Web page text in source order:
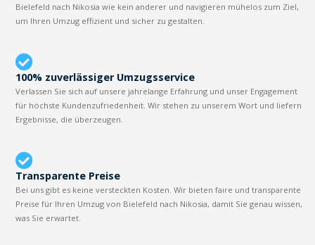
Bielefeld nach Nikosia wie kein anderer und navigieren mühelos zum Ziel,
um Ihren Umzug effizient und sicher zu gestalten.
100% zuverlässiger Umzugsservice
Verlassen Sie sich auf unsere jahrelange Erfahrung und unser Engagement
für höchste Kundenzufriedenheit. Wir stehen zu unserem Wort und liefern
Ergebnisse, die überzeugen.
Transparente Preise
Bei uns gibt es keine versteckten Kosten. Wir bieten faire und transparente
Preise für Ihren Umzug von Bielefeld nach Nikosia, damit Sie genau wissen,
was Sie erwartet.